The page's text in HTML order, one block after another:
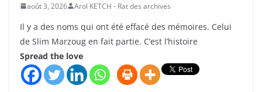
août 3, 2026 Arol KETCH - Rat des archives
Il y a des noms qui ont été effacé des mémoires. Celui
de Slim Marzoug en fait partie. C’est l’histoire
Spread the love